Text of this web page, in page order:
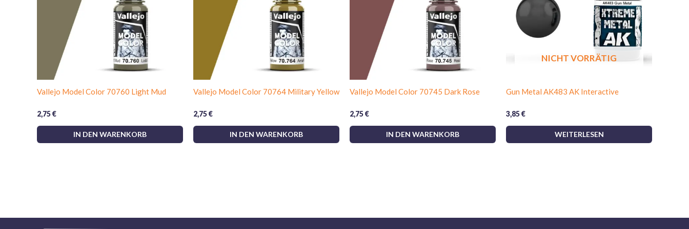
Vallejo Model Color 70760 Light Mud
2,75€
IN DEN WARENKORB
Vallejo Model Color 70764 Military Yellow
2,75€
IN DEN WARENKORB
Vallejo Model Color 70745 Dark Rose
2,75€
IN DEN WARENKORB
NICHT VORRÄTIG
Gun Metal AK483 AK Interactive
3,85€
WEITERLESEN